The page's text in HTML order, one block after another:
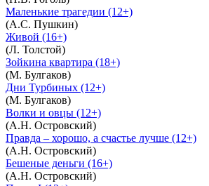
Маленькие трагедии (12+)
(А.С. Пушкин)
Живой (16+)
(Л. Толстой)
Зойкина квартира (18+)
(М. Булгаков)
Дни Турбиных (12+)
(М. Булгаков)
Волки и овцы (12+)
(А.Н. Островский)
Правда – хорошо, а счастье лучше (12+)
(А.Н. Островский)
Бешеные деньги (16+)
(А.Н. Островский)